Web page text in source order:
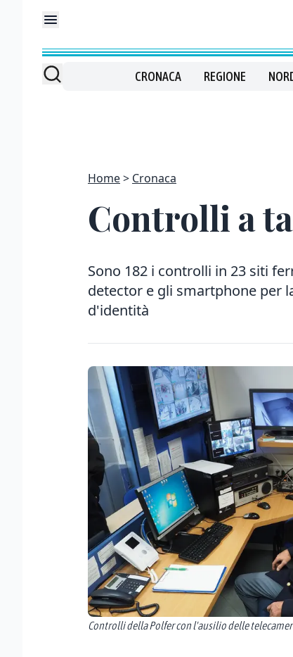
CRONACA REGIONE
Home Cronaca
Controlli a
Sono 182 i controlli in 23 siti
detector e gli smartphone per
d'identità
Controlli della Polfer con l'ausilio delle